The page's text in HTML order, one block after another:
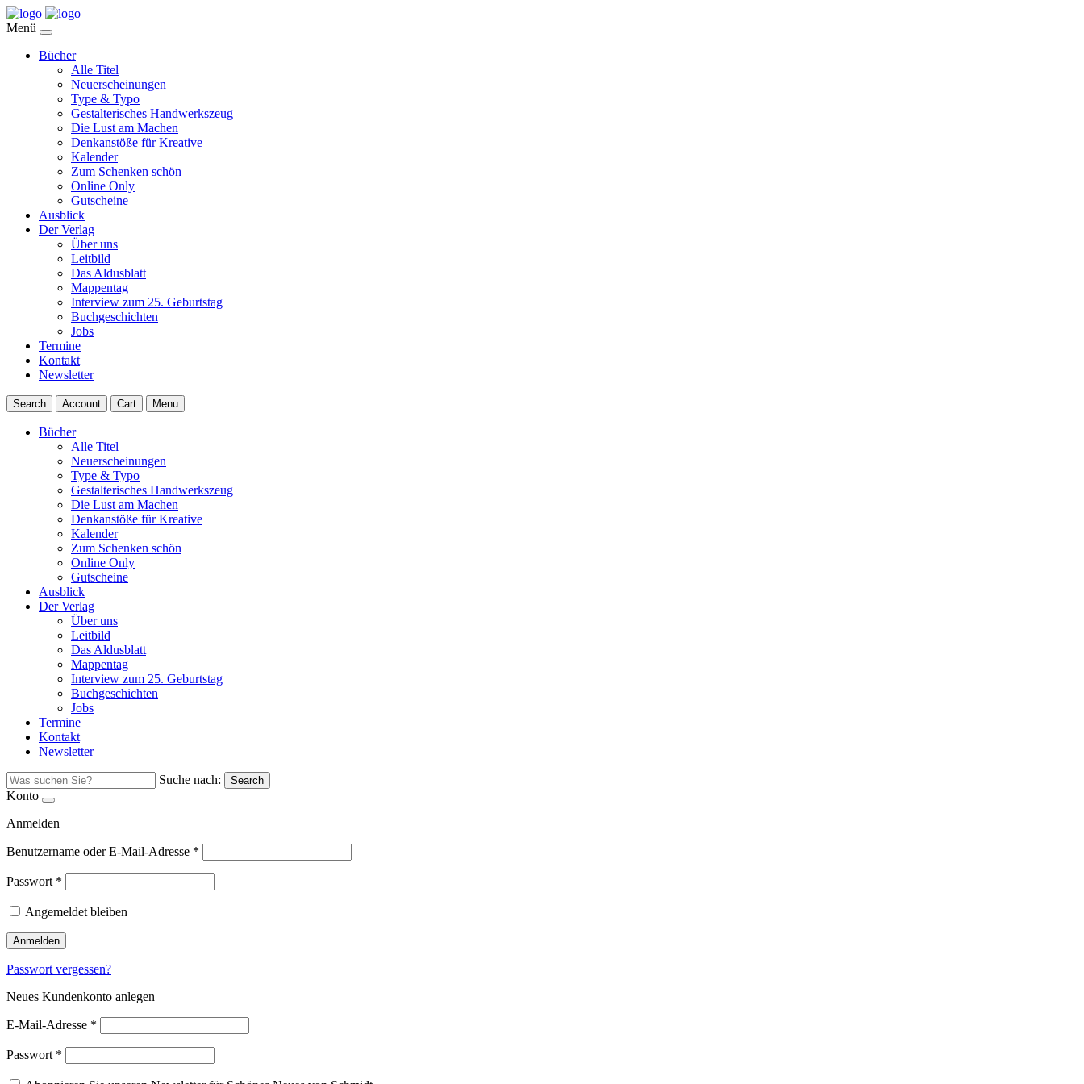
Menü
Bücher
Alle Titel
Neuerscheinungen
Type & Typo
Gestalterisches Handwerkszeug
Die Lust am Machen
Denkanstöße für Kreative
Kalender
Zum Schenken schön
Online Only
Gutscheine
Ausblick
Der Verlag
Über uns
Leitbild
Das Aldusblatt
Mappentag
Interview zum 25. Geburtstag
Buchgeschichten
Jobs
Termine
Kontakt
Newsletter
Search Account Cart Menu
Bücher
Alle Titel
Neuerscheinungen
Type & Typo
Gestalterisches Handwerkszeug
Die Lust am Machen
Denkanstöße für Kreative
Kalender
Zum Schenken schön
Online Only
Gutscheine
Ausblick
Der Verlag
Über uns
Leitbild
Das Aldusblatt
Mappentag
Interview zum 25. Geburtstag
Buchgeschichten
Jobs
Termine
Kontakt
Newsletter
Suche nach: Search
Konto
Anmelden
Benutzername oder E-Mail-Adresse *
Passwort *
Angemeldet bleiben
Anmelden
Passwort vergessen?
Neues Kundenkonto anlegen
E-Mail-Adresse *
Passwort *